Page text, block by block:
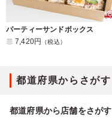
パーティーサンドボックス
7,420円
（税込）
都道府県からさがす
都道府県から店舗をさがす